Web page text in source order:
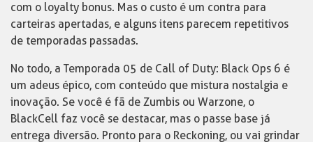
com o loyalty bonus. Mas o custo é um contra para
carteiras apertadas, e alguns itens parecem repetitivos
de temporadas passadas.
No todo, a Temporada 05 de Call of Duty: Black Ops 6 é
um adeus épico, com conteúdo que mistura nostalgia e
inovação. Se você é fã de Zumbis ou Warzone, o
BlackCell faz você se destacar, mas o passe base já
entrega diversão. Pronto para o Reckoning, ou vai grindar